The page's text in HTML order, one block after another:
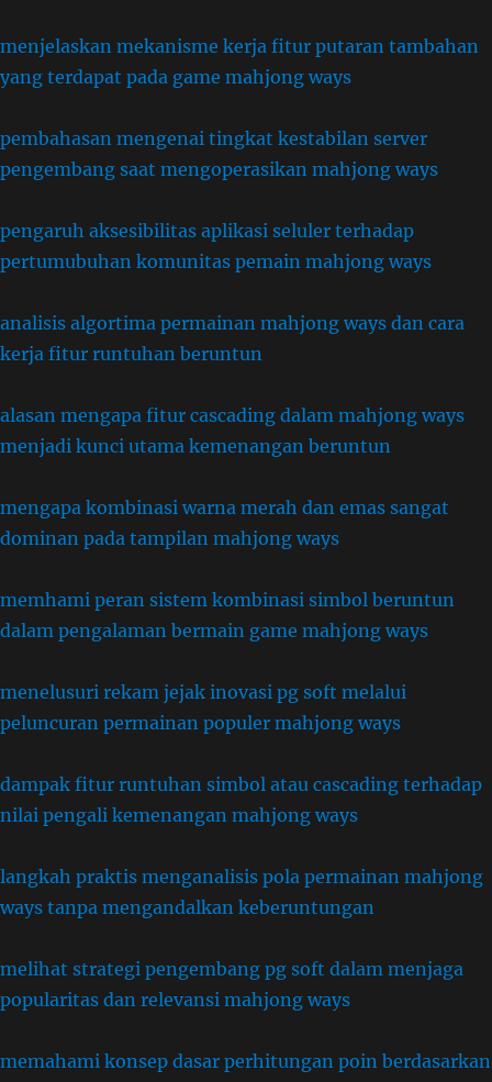
menjelaskan mekanisme kerja fitur putaran tambahan
yang terdapat pada game mahjong ways
pembahasan mengenai tingkat kestabilan server
pengembang saat mengoperasikan mahjong ways
pengaruh aksesibilitas aplikasi seluler terhadap
pertumubuhan komunitas pemain mahjong ways
analisis algortima permainan mahjong ways dan cara
kerja fitur runtuhan beruntun
alasan mengapa fitur cascading dalam mahjong ways
menjadi kunci utama kemenangan beruntun
mengapa kombinasi warna merah dan emas sangat
dominan pada tampilan mahjong ways
memhami peran sistem kombinasi simbol beruntun
dalam pengalaman bermain game mahjong ways
menelusuri rekam jejak inovasi pg soft melalui
peluncuran permainan populer mahjong ways
dampak fitur runtuhan simbol atau cascading terhadap
nilai pengali kemenangan mahjong ways
langkah praktis menganalisis pola permainan mahjong
ways tanpa mengandalkan keberuntungan
melihat strategi pengembang pg soft dalam menjaga
popularitas dan relevansi mahjong ways
memahami konsep dasar perhitungan poin berdasarkan